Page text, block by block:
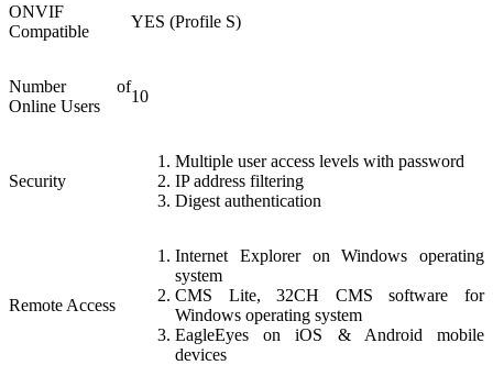
ONVIF
Compatible
YES (Profile S)
Number of
Online Users
10
Security
Multiple user access levels with password
IP address filtering
Digest authentication
Remote Access
Internet Explorer on Windows operating
system
CMS Lite, 32CH CMS software for
Windows operating system
EagleEyes on iOS & Android mobile
devices